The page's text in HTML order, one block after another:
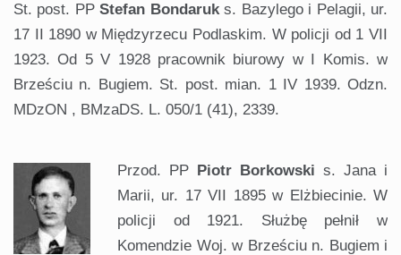
St. post. PPStefan Bondaruks. Bazylego i Pelagii, ur.
17 II 1890 w Międzyrzecu Podlaskim. W policji od 1 VII
1923. Od 5 V 1928 pracownik biurowy w I Komis. w
Brześciu n. Bugiem. St. post. mian. 1 IV 1939. Odzn.
MDzON , BMzaDS. L. 050/1 (41), 2339.
Przod. PP Piotr Borkowski s. Jana i
Marii, ur. 17 VII 1895 w Elżbiecinie. W
policji od 1921. Służbę pełnił w
Komendzie Woj. w Brześciu n. Bugiem i